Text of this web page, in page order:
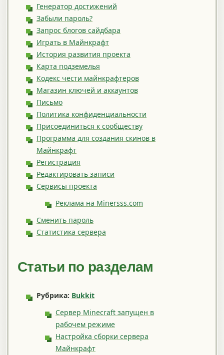
Генератор достижений
Забыли пароль?
Запрос блогов сайдбара
Играть в Майнкрафт
История развития проекта
Карта подземелья
Кодекс чести майнкрафтеров
Магазин ключей и аккаунтов
Письмо
Политика конфиденциальности
Присоединиться к сообществу
Программа для создания скинов в
Майнкрафт
Регистрация
Редактировать записи
Сервисы проекта
Реклама на Minersss.com
Сменить пароль
Статистика сервера
Статьи по разделам
Рубрика: Bukkit
Сервер Minecraft запущен в
рабочем режиме
Настройка сборки сервера
Майнкрафт